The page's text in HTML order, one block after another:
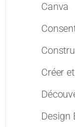
Canva
Créer
Design